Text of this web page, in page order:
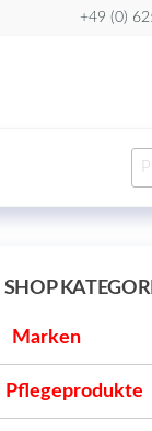
+49 (0)
SHOP
Marken
Pflegeprodukte